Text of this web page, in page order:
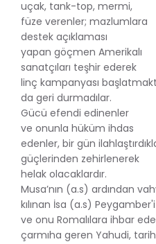
uçak, tank-top, mermi,
füze verenler; mazlumlara
destek açıklaması
yapan göçmen Amerikalı
sanatçıları teşhir ederek
linç kampanyası
da geri durmadılar.
Gücü efendi edinenler
ve onunla hüküm ihdas
edenler, bir gün
güçlerinden zehirlenerek
helak olacaklardır.
Musa’nın (a.s) ardından
kılınan İsa (a.s)
ve onu Romalılara ihbar
çarmıha geren Yahudi,